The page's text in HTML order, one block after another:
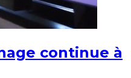
continue à